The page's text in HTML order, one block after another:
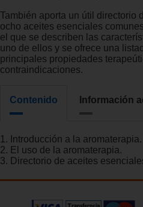
También aporta un útil directorio
ocho aceites esenciales
el que se describen las
uno de ellos y se ofrece una
principales propiedades
contraindicaciones.
Contenido Información
1. Introducción a la aromaterapia.
2. El uso de la aromaterapia.
3. Directorio de aceites